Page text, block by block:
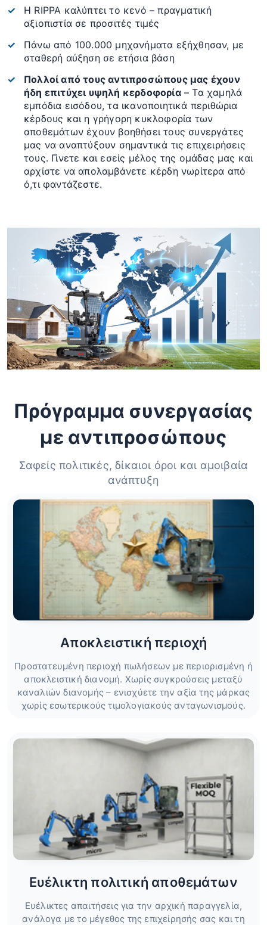
Η RIPPA καλύπτει το κενό – πραγματική
αξιοπιστία σε προσιτές τιμές
Πάνω από 100.000 μηχανήματα εξήχθησαν, με
σταθερή αύξηση σε ετήσια βάση
Πολλοί από τους αντιπροσώπους μας έχουν
ήδη επιτύχει υψηλή κερδοφορία– Τα χαμηλά
εμπόδια εισόδου, τα ικανοποιητικά περιθώρια
κέρδους και η γρήγορη κυκλοφορία των
αποθεμάτων έχουν βοηθήσει τους συνεργάτες
μας να αναπτύξουν σημαντικά τις επιχειρήσεις
τους. Γίνετε και εσείς μέλος της ομάδας μας και
αρχίστε να απολαμβάνετε κέρδη νωρίτερα από
ό,τι φαντάζεστε.
Πρόγραμμα συνεργασίας
με αντιπροσώπους
Σαφείς πολιτικές, δίκαιοι όροι και αμοιβαία
ανάπτυξη
Αποκλειστική περιοχή
Προστατευμένη περιοχή πωλήσεων με περιορισμένη ή
αποκλειστική διανομή. Χωρίς συγκρούσεις μεταξύ
καναλιών διανομής – ενισχύετε την αξία της μάρκας
χωρίς εσωτερικούς τιμολογιακούς ανταγωνισμούς.
Ευέλικτη πολιτική αποθεμάτων
Ευέλικτες απαιτήσεις για την αρχική παραγγελία,
ανάλογα με το μέγεθος της επιχείρησής σας και τη